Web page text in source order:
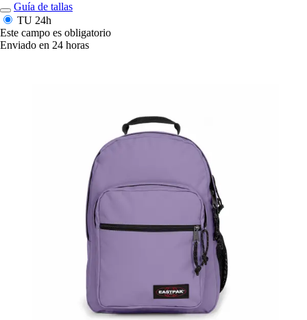
Guía de tallas
TU 24h
Este campo es obligatorio
Enviado en 24 horas